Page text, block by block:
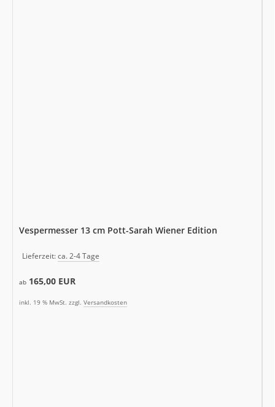
Vespermesser 13 cm Pott-Sarah Wiener Edition
Lieferzeit:ca. 2-4 Tage
ab 165,00 EUR
inkl. 19 % MwSt. zzgl. Versandkosten